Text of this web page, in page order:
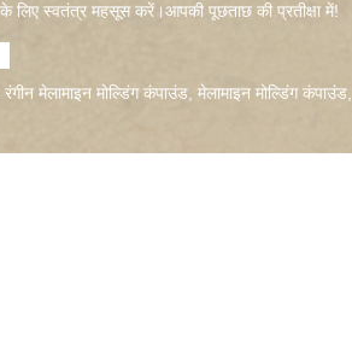
लिए स्वतंत्र महसूस करें।आपकी पूछताछ की प्रतीक्षा में!
रंगीन मेलामाइन मोल्डिंग कंपाउंड, मेलामाइन मोल्डिंग कंपाउंड,